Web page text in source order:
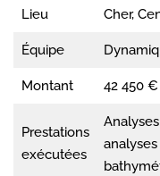
Lieu Cher,
Équipe
Montant 42 450 €
Prestations
exécutées